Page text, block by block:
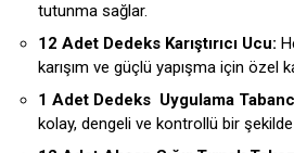
tutunma sağlar.
12 Adet Dedeks Karıştırıcı Ucu:
karışım ve güçlü yapışma için özel
1 Adet Dedeks Uygulama
kolay, dengeli ve kontrollü bir şekilde